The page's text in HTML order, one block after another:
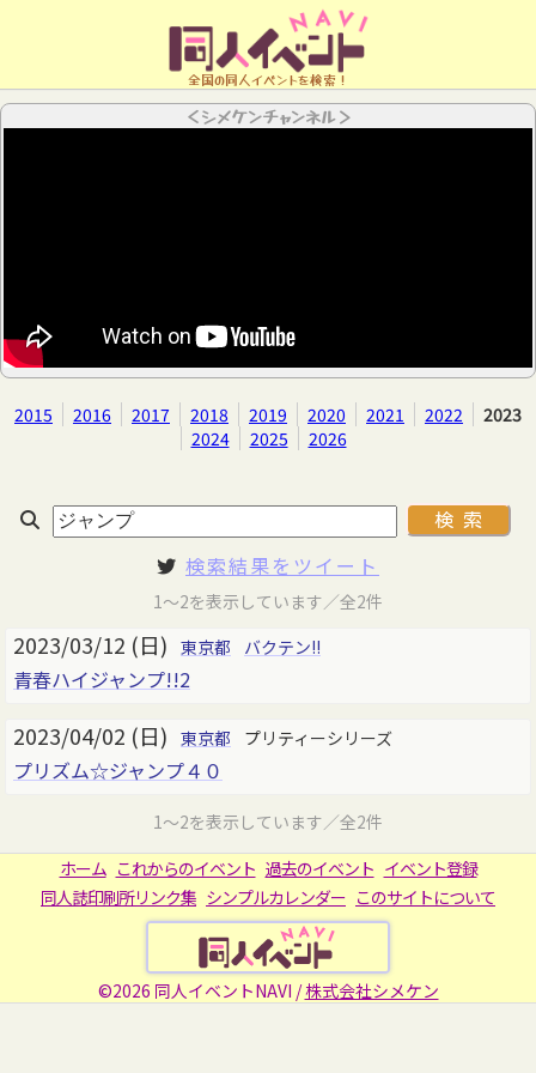
全国の同人イベントを検索！
＜シメケンチャンネル＞
2015 2016 2017 2018 2019 2020 2021 2022
2023
2024
2025 2026
検索結果をツイート
1～2を表示しています／全2件
2023/03/12 (日) 東京都 バクテン!!
青春ハイジャンプ!!2
2023/04/02 (日) 東京都 プリティーシリーズ
プリズム☆ジャンプ４０
1～2を表示しています／全2件
ホーム これからのイベント 過去のイベント イベント登録
同人誌印刷所リンク集 シンプルカレンダー このサイトについて
©2026 同人イベントNAVI /株式会社シメケン